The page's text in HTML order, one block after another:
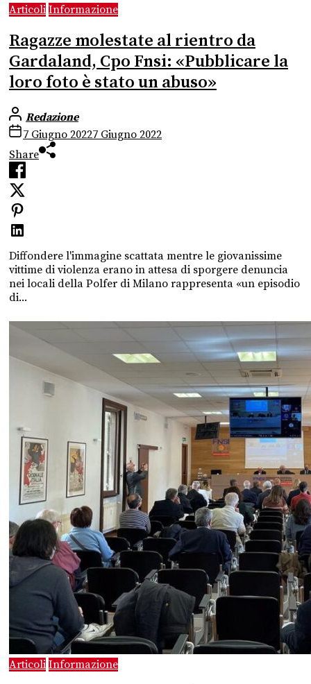
Articoli Informazione
Ragazze molestate al rientro da
Gardaland, Cpo Fnsi: «Pubblicare la
loro foto è stato un abuso»
Redazione
7 Giugno 20227 Giugno 2022
Share
Diffondere l'immagine scattata mentre le giovanissime
vittime di violenza erano in attesa di sporgere denuncia
nei locali della Polfer di Milano rappresenta «un episodio
di...
Articoli Informazione